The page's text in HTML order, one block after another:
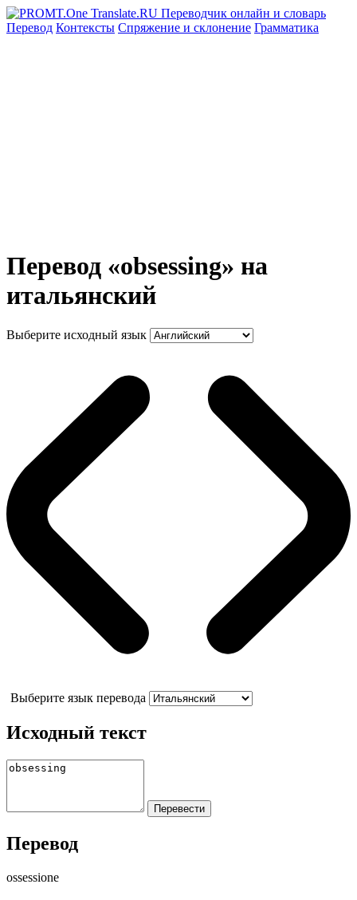
Перевод Контексты Спряжение и склонение Грамматика
Перевод «obsessing» на
итальянский
Выберите исходный язык
Выберите язык перевода
Исходный текст
Перевод
ossessione